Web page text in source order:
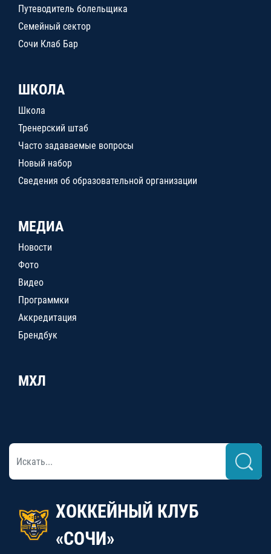
Путеводитель болельщика
Семейный сектор
Сочи Клаб Бар
ШКОЛА
Школа
Тренерский штаб
Часто задаваемые вопросы
Новый набор
Сведения об образовательной организации
МЕДИА
Новости
Фото
Видео
Программки
Аккредитация
Брендбук
МХЛ
ХОККЕЙНЫЙ КЛУБ
«СОЧИ»